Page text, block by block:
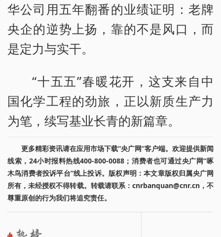
华公司用五年翻番的业绩证明：老牌
央企的逆势上扬，靠的不是风口，而
是定力与实干。
“十五五”春暖花开，这支来自中
国化学工程的劲旅，正以新质生产力
为笔，续写基业长青的新篇章。
更多精彩资讯请在应用市场下载“央广网”客户端。欢迎提供新闻
线索，24小时报料热线400-800-0088；消费者也可通过央广网“啄
木鸟消费者投诉平台”线上投诉。版权声明：本文章版权归属央广网
所有，未经授权不得转载。转载请联系：cnrbanquan@cnr.cn，不
尊重原创的行为我们将追究责任。